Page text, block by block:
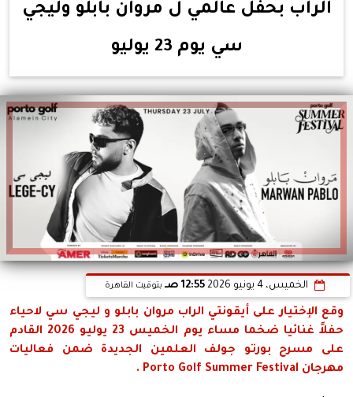
الراب بحفل عالمي ل مروان بابلو وليجي
سي يوم 23 يوليو
الخميس، 4 يونيو 2026 12:55 صـ بتوقيت القاهرة
وقع الإختيار على أيقونتي الراب مروان بابلو و ليجي سي لاحياء
حفلاً غنائيا ضخما مساء يوم الخميس 23 يوليو 2026 القادم
على مسرح بورتو جولف العلمين الجديدة ضمن فعاليات
مهرجان Porto Golf Summer Festival .